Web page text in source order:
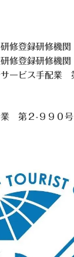
修登録研修機
修登録研修機
ービス手配業
業 第２-９９０号